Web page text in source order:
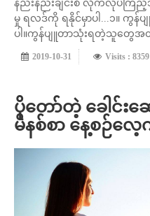
နည်းနည်းချင်းစီ လိုက်လုပ်ကြ
မှု ရလဒ်ကို ရနိုင်မှာပါ...၁။ ကွ
ပါ။ကွန်ပျူတာသုံးရတဲ့သူတွေအတွက်
2019-10-31 Visits : 8359
ပိုတော်တဲ့ ခေါင်းဆ
မိနစ်စာ နေ့စဉ်လေ့